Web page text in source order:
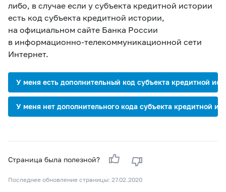
либо, в случае если у субъекта кредитной истории
есть код субъекта кредитной истории,
на официальном сайте Банка России
в информационно-телекоммуникационной сети
Интернет.
У меня есть дополнительный код субъекта кредитной
У меня нет дополнительного кода субъекта кредитной
Страница была полезной?
Последнее обновление страницы: 27.02.2020